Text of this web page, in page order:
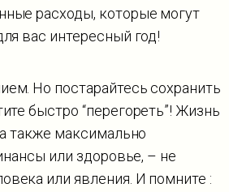
расходы, которые могут
вас интересный год!
Но постарайтесь сохранить
быстро “перегореть”! Жизнь
также максимально
или здоровье, – не
или явления. И помните :